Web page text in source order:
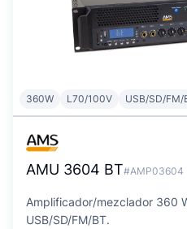
360W L70/100V USB/SD/FM/
AMU 3604 BT#AMP03604
Amplificador/mezclador 360
USB/SD/FM/BT.